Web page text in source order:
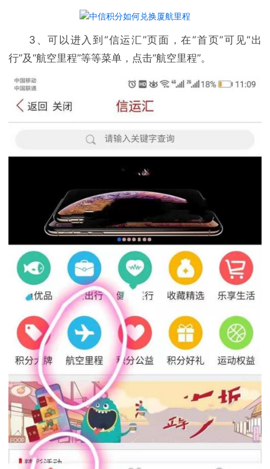
3、可以进入到“信运汇”页面，在“首页”可见“出
行”及“航空里程”等等菜单，点击“航空里程”。